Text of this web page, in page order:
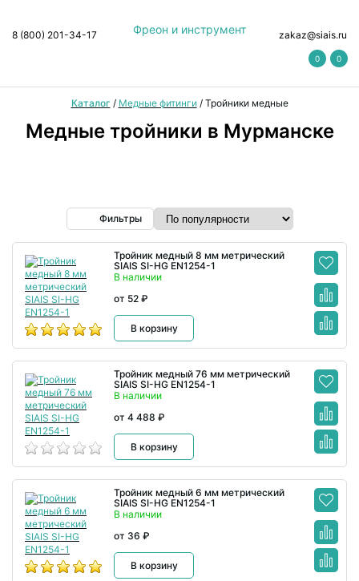
Фреон и инструмент
8 (800) 201-34-17 zakaz@siais.ru
0 0
Каталог / Медные фитинги/ Тройники медные
Медные тройники в Мурманске
Фильтры
Тройник медный 8 мм метрический
SIAIS SI-HG EN1254-1
В наличии
от 52 ₽
В корзину
Тройник медный 76 мм метрический
SIAIS SI-HG EN1254-1
В наличии
от 4 488 ₽
В корзину
Тройник медный 6 мм метрический
SIAIS SI-HG EN1254-1
В наличии
от 36 ₽
В корзину